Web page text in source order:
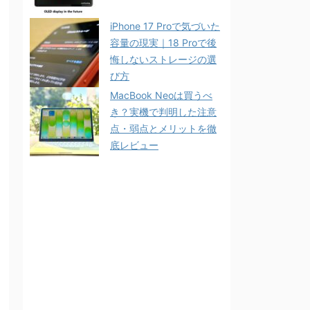
iPhone 17 Proで気づいた
容量の現実｜18 Proで後
悔しないストレージの選
び方
MacBook Neoは買うべ
き？実機で判明した注意
点・弱点とメリットを徹
底レビュー